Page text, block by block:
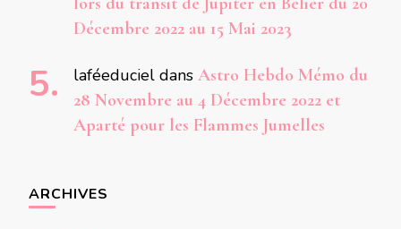
Décembre 2022 au 15 Mai 2023
laféeduciel dans Astro Hebdo Mémo du
28 Novembre au 4 Décembre 2022 et
Aparté pour les Flammes Jumelles
ARCHIVES